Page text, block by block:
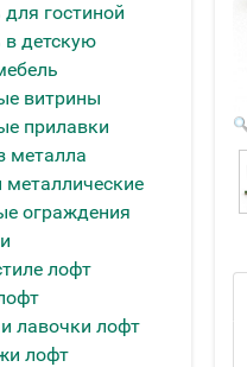
гостиной
детскую
витрины
прилавки
металла
ограждения
лофт
лавочки лофт
лофт